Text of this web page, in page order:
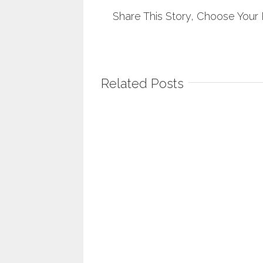
Share This Story, Choose Your
Related Posts